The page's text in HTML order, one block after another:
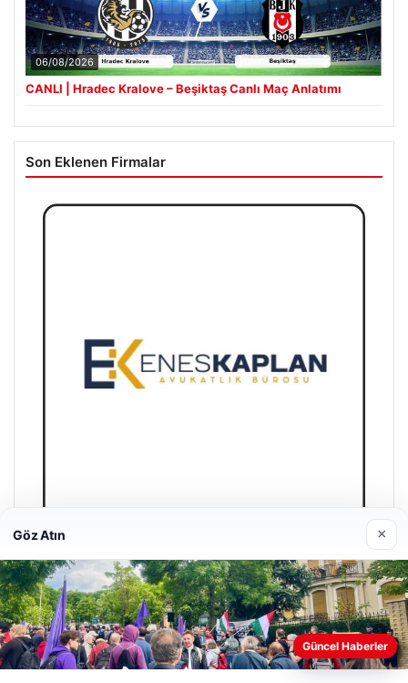
06/08/2026
CANLI | Hradec Kralove – Beşiktaş Canlı Maç Anlatımı
Son Eklenen Firmalar
Enes Kaplan Avukatlık Bürosu
28/04/2026
Web sitemizi nasıl kullandığınızı daha iyi anlayabilmek,
Göz Atın ×
Güncel Haberler